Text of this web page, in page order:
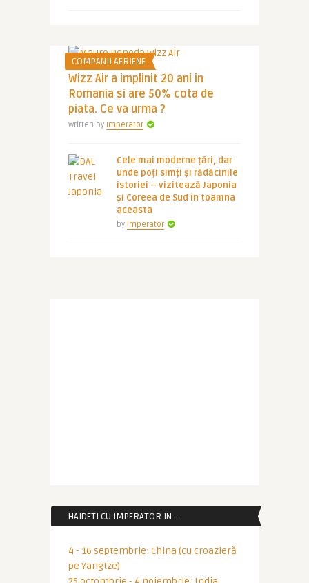
COMPANII AERIENE
Wizz Air a implinit 20 ani in
Romania si are 50% cota de
piata. Ce va urma ?
Written by Imperator
Cele mai moderne țări, dar
unde poți simți și rădăcinile
istoriei – vizitează Japonia
și Coreea de Sud în toamna
aceasta
by Imperator
HAIDETI CU IMPERATOR IN …
4 - 16 septembrie: China (cu croazieră
pe Yangtze)